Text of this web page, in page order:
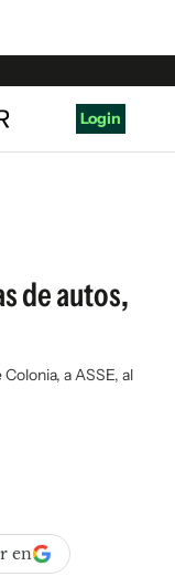
Login
de autos,
a ASSE, al
en